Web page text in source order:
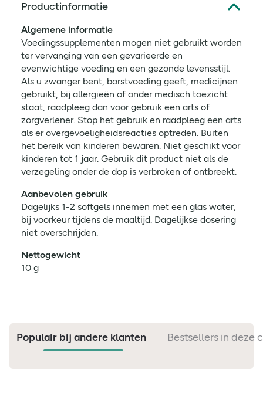
Productinformatie
Algemene informatie
Voedingssupplementen mogen niet gebruikt worden
ter vervanging van een gevarieerde en
evenwichtige voeding en een gezonde levensstijl.
Als u zwanger bent, borstvoeding geeft, medicijnen
gebruikt, bij allergieën of onder medisch toezicht
staat, raadpleeg dan voor gebruik een arts of
zorgverlener. Stop het gebruik en raadpleeg een arts
als er overgevoeligheidsreacties optreden. Buiten
het bereik van kinderen bewaren. Niet geschikt voor
kinderen tot 1 jaar. Gebruik dit product niet als de
verzegeling onder de dop is verbroken of ontbreekt.
Aanbevolen gebruik
Dagelijks 1-2 softgels innemen met een glas water,
bij voorkeur tijdens de maaltijd. Dagelijkse dosering
niet overschrijden.
Nettogewicht
10 g
Populair bij andere klanten Bestsellers in deze